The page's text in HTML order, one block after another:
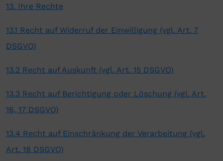
13. Ihre Rechte
13.1 Recht auf Widerruf der Einwilligung (vgl. Art. 7
DSGVO)
13.2 Recht auf Auskunft (vgl. Art. 15 DSGVO)
13.3 Recht auf Berichtigung oder Löschung (vgl. Art.
16, 17 DSGVO)
13.4 Recht auf Einschränkung der Verarbeitung (vgl.
Art. 18 DSGVO)